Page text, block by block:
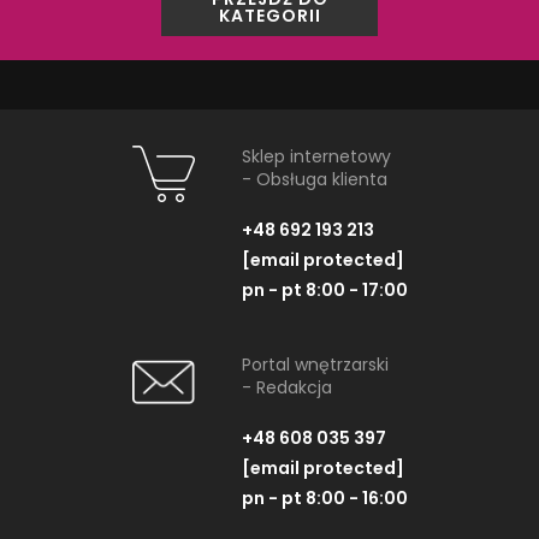
PRODUKTY Z KOLEKCJI
KATEGORII
Sklep internetowy
- Obsługa klienta
+48 692 193 213
[email protected]
pn - pt 8:00 - 17:00
Portal wnętrzarski
- Redakcja
+48 608 035 397
[email protected]
pn - pt 8:00 - 16:00